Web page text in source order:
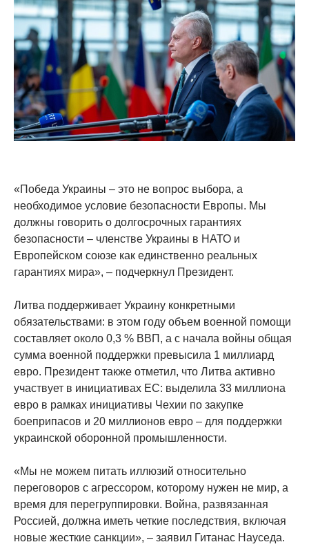
«Победа Украины – это не вопрос выбора, а
необходимое условие безопасности Европы. Мы
должны говорить о долгосрочных гарантиях
безопасности – членстве Украины в НАТО и
Европейском союзе как единственно реальных
гарантиях мира», – подчеркнул Президент.
Литва поддерживает Украину конкретными
обязательствами: в этом году объем военной помощи
составляет около 0,3 % ВВП, а с начала войны общая
сумма военной поддержки превысила 1 миллиард
евро. Президент также отметил, что Литва активно
участвует в инициативах ЕС: выделила 33 миллиона
евро в рамках инициативы Чехии по закупке
боеприпасов и 20 миллионов евро – для поддержки
украинской оборонной промышленности.
«Мы не можем питать иллюзий относительно
переговоров с агрессором, которому нужен не мир, а
время для перегруппировки. Война, развязанная
Россией, должна иметь четкие последствия, включая
новые жесткие санкции», – заявил Гитанас Науседа.